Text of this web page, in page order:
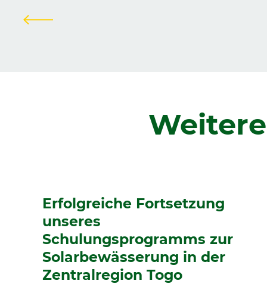
Erfolgreiche Fortsetzung
unseres
Schulungsprogramms zur
Solarbewässerung in der
Zentralregion Togo